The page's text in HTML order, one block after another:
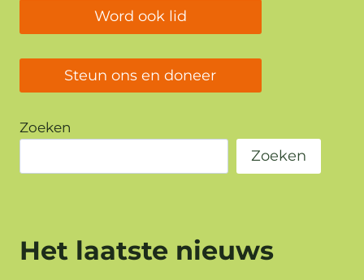
Word ook lid
Steun ons en doneer
Zoeken
Zoeken
Het laatste nieuws